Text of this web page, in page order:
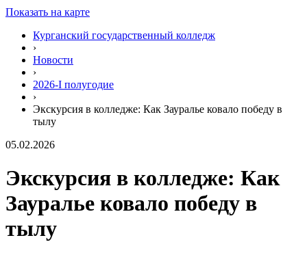
Показать на карте
Курганский государственный колледж
›
Новости
›
2026-I полугодие
›
Экскурсия в колледже: Как Зауралье ковало победу в
тылу
05.02.2026
Экскурсия в колледже: Как
Зауралье ковало победу в
тылу